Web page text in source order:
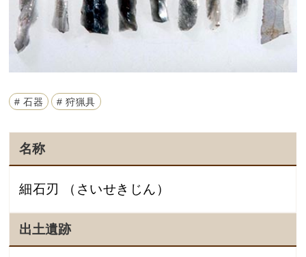
# 石器 # 狩猟具
名称
細石刃 （さいせきじん）
出土遺跡